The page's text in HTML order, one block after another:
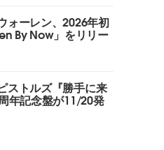
ォーレン、2026年初
By Now」をリリー
ストルズ『勝手に来
年記念盤が11/20発